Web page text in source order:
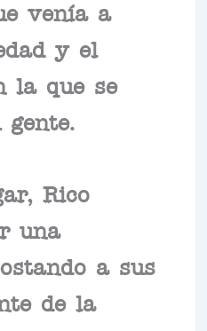
venía a
y el
la que se
gente.
Rico
una
a sus
de la